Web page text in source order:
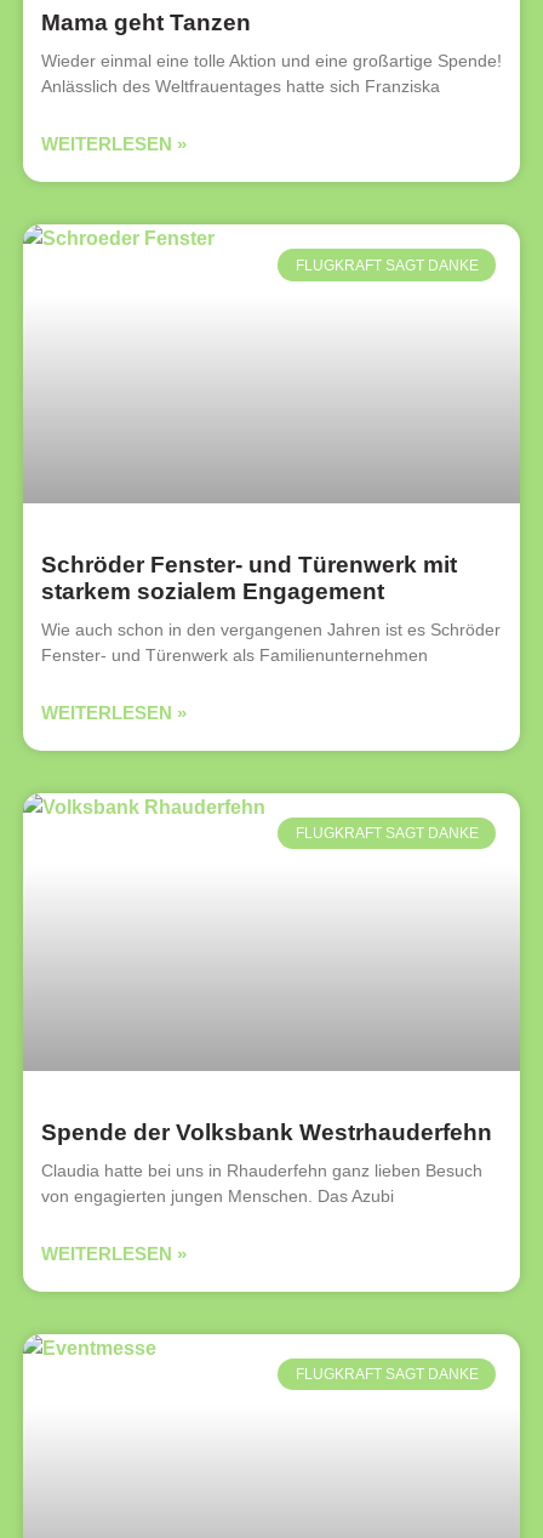
Mama geht Tanzen
Wieder einmal eine tolle Aktion und eine großartige Spende!
Anlässlich des Weltfrauentages hatte sich Franziska
WEITERLESEN »
FLUGKRAFT SAGT DANKE
Schröder Fenster- und Türenwerk mit
starkem sozialem Engagement
Wie auch schon in den vergangenen Jahren ist es Schröder
Fenster- und Türenwerk als Familienunternehmen
WEITERLESEN »
FLUGKRAFT SAGT DANKE
Spende der Volksbank Westrhauderfehn
Claudia hatte bei uns in Rhauderfehn ganz lieben Besuch
von engagierten jungen Menschen. Das Azubi
WEITERLESEN »
FLUGKRAFT SAGT DANKE